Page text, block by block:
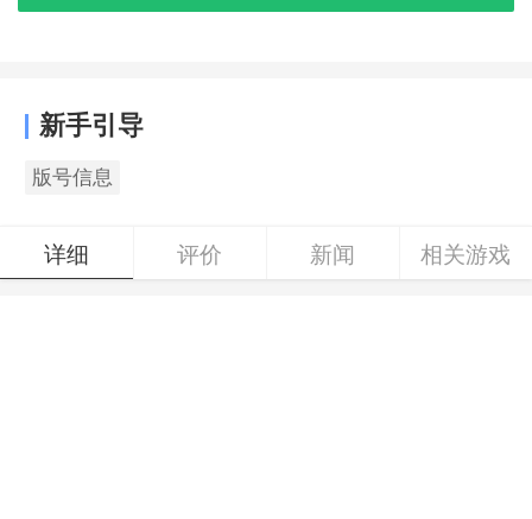
新手引导
版号信息
详细 评价 新闻 相关游戏